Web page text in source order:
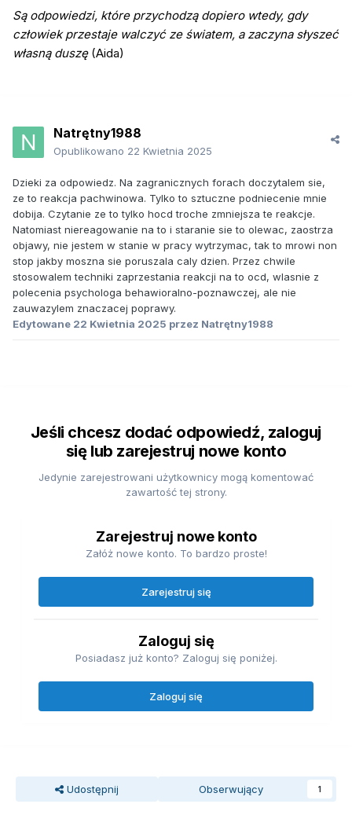
Są odpowiedzi, które przychodzą dopiero wtedy, gdy
człowiek przestaje walczyć ze światem, a zaczyna słyszeć
własną duszę(Aida)
Natrętny1988
Opublikowano 22 Kwietnia 2025
Dzieki za odpowiedz. Na zagranicznych forach doczytalem sie,
ze to reakcja pachwinowa. Tylko to sztuczne podniecenie mnie
dobija. Czytanie ze to tylko hocd troche zmniejsza te reakcje.
Natomiast niereagowanie na to i staranie sie to olewac, zaostrza
objawy, nie jestem w stanie w pracy wytrzymac, tak to mrowi non
stop jakby moszna sie poruszala caly dzien. Przez chwile
stosowalem techniki zaprzestania reakcji na to ocd, wlasnie z
polecenia psychologa behawioralno-poznawczej, ale nie
zauwazylem znaczacej poprawy.
Edytowane 22 Kwietnia 2025 przez Natrętny1988
Jeśli chcesz dodać odpowiedź, zaloguj
się lub zarejestruj nowe konto
Jedynie zarejestrowani użytkownicy mogą komentować
zawartość tej strony.
Zarejestruj nowe konto
Załóż nowe konto. To bardzo proste!
Zarejestruj się
Zaloguj się
Posiadasz już konto? Zaloguj się poniżej.
Zaloguj się
Udostępnij Obserwujący 1